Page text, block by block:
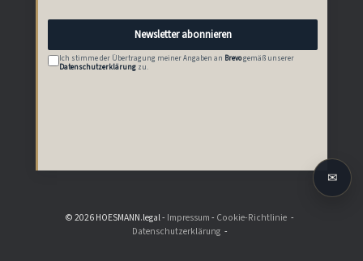
Newsletter abonnieren
Ich stimme der Übertragung meiner Angaben an Brevogemäß unserer
Datenschutzerklärung zu.
© 2026 HOESMANN.legal - Impressum- Cookie-Richtlinie
Datenschutzerklärung
✉